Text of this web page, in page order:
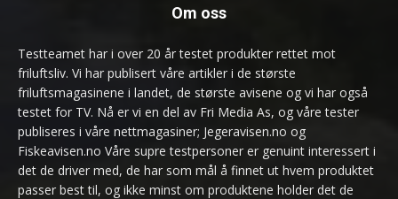
Om oss
Testteamet har i over 20 år testet produkter rettet mot
friluftsliv. Vi har publisert våre artikler i de største
friluftsmagasinene i landet, de største avisene og vi har også
testet for TV. Nå er vi en del av Fri Media As, og våre tester
publiseres i våre nettmagasiner; Jegeravisen.no og
Fiskeavisen.no Våre supre testpersoner er genuint interessert i
det de driver med, de har som mål å finnet ut hvem produktet
passer best til, og ikke minst om produktene holder det de